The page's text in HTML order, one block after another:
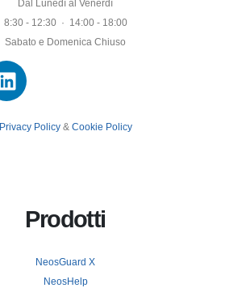
Dal Lunedì al Venerdì
8:30 - 12:30 · 14:00 - 18:00
Sabato e Domenica Chiuso
Privacy Policy& Cookie Policy
Prodotti
NeosGuard X
NeosHelp